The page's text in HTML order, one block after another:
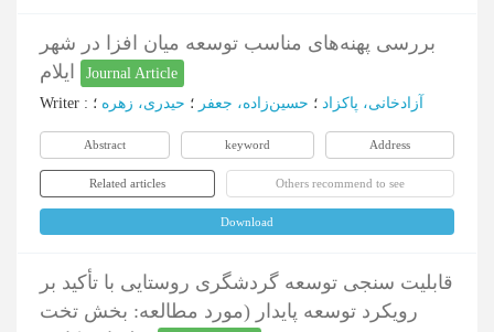
بررسی پهنه‌های مناسب توسعه میان افزا در شهر
Journal Article
Writer : آزادخانی، پاکزاد ؛ حسین‌زاده، جعفر ؛ حیدری، زهره ؛
Abstract keyword Address
Related articles Others recommend to see
Download
قابلیت سنجی توسعه گردشگری روستایی با تأکید بر
رویکرد توسعه پایدار (مورد مطالعه: بخش تخت